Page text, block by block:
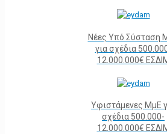
Νέες Υπό Σύσταση
για σχέδια
12.000.000€
Υφιστάμενες ΜμΕ
σχέδια 500.000-
12.000.000€